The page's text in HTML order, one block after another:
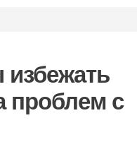
проблем с